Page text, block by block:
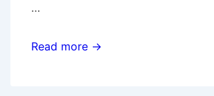
…
Mobiles
Read more →